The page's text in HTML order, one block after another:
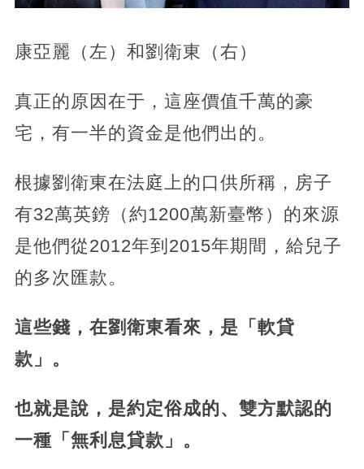
康亞麗（左）和劉衛東（右）
真正的原因在于，這座價值千萬的豪
宅，有一半的資金是他們出的。
根據劉衛東在法庭上的口供所稱，房子
有32萬英鎊（約1200萬新臺幣）的來源
是他們從2012年到2015年期間，給兒子
的多次匯款。
這些錢，在劉衛東看來，是「軟貸
款」。
也就是說，是約定俗成的、雙方默認的
一種「無利息貸款」。